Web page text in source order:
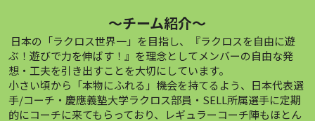
～チーム紹介～
ぶ！遊びで力を伸ばす！』を理念としてメンバーの自由な発
想・工夫を引き出すことを大切にしています。
小さい頃から「本物にふれる」機会を持てるよう、日本代表選
手/コーチ・慶應義塾大学ラクロス部員・SELL所属選手に定期
的にコーチに来てもらっており、レギュラーコーチ陣もほとん